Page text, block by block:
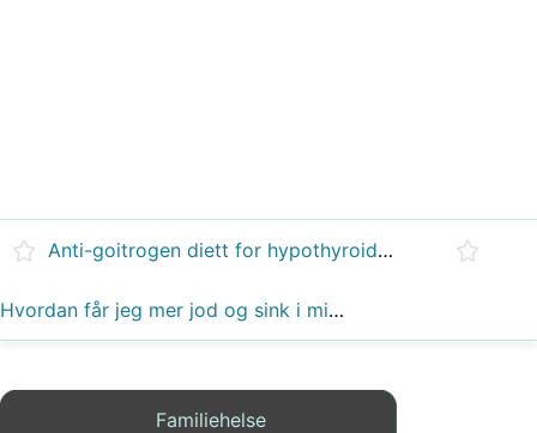
Anti-goitrogen diett for hypothyroidisme
Hvordan får jeg mer jod og sink i mitt kosthold uten kjøtt?
Familiehelse